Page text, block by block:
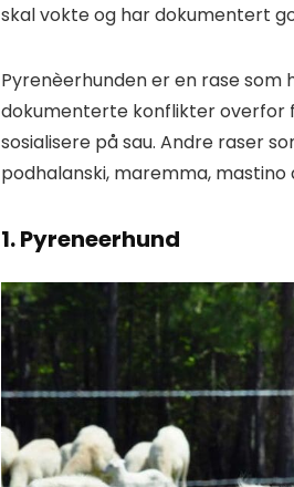
skal vokte og har dokumentert
Pyrenèerhunden er en rase
dokumenterte konflikter overfor
sosialisere på sau. Andre raser
podhalanski, maremma, mastino
1. Pyreneerhund